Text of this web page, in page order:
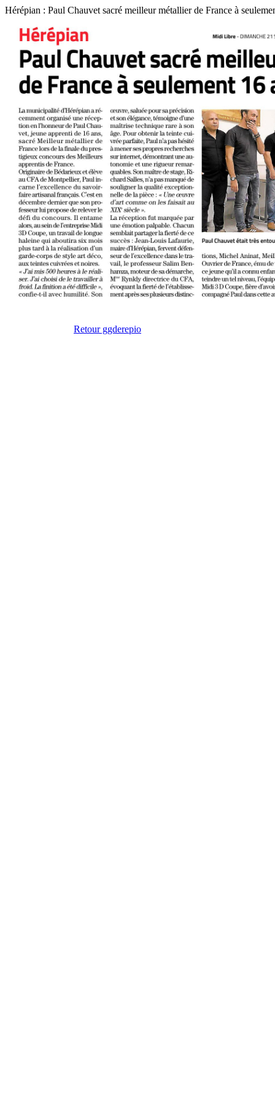
Hérépian : Paul Chauvet sacré meilleur métallier de France à
Retour ggderepio